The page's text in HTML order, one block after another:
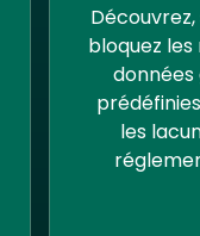
bloquez
données
les